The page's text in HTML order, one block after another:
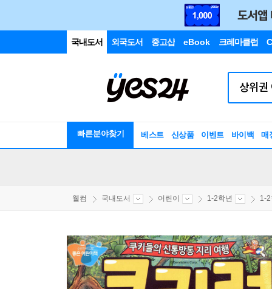
국내도서 외국도서 중고샵 eBook 크레마클럽
빠른분야찾기 베스트 신상품 이벤트 바이백 매
웰컴 국내도서 어린이 1-2학년 1-